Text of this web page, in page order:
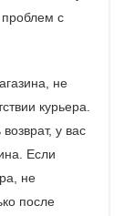
с
не
курьера.
у вас
Если
не
после